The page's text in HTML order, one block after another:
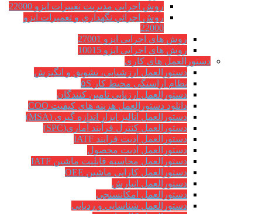
روش اجرایی مدیریت تغییرات ایزو 22000
روش اجرائي نگهداري و تعميرات ایزو
22000
روش های اجرایی ایزو 27001
روش های اجرایی ایزو 10015
دستورالعمل های کاری
دستورالعمل ارزشیابی، تشویق و انگیزش
نظام آراستگی محیط کار ۵S
دستورالعمل ارزیابی تامین کنندگان
دانلود دستورالعمل هزینه های کیفیت COQ
دستورالعمل آنالیز ابزار اندازه گیری (MSA)
دستورالعمل کنترل فرآیند آماری(SPC)
دستورالعمل آدیت فرایند IATF
دستورالعمل آدیت محصول
دستورالعمل محاسبه قابلیت ماشین IATF
دستورالعمل کارایی ماشین OEE
دستورالعمل انبارش
دستورالعمل امکانسنجی
دستورالعمل شناسایی و ردیابی